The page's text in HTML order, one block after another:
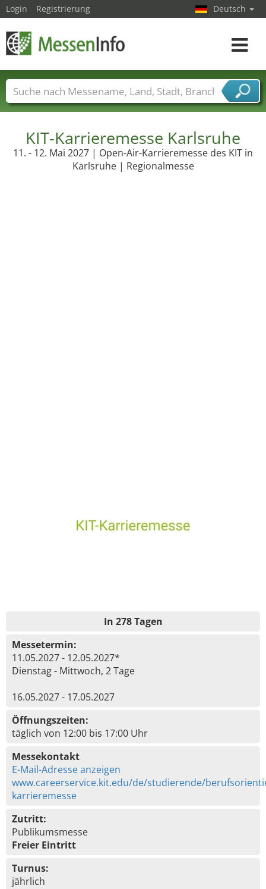
KIT-Karrieremesse Karlsruhe
11. - 12. Mai 2027 | Open-Air-Karrieremesse des KIT in
Karlsruhe | Regionalmesse
In 278 Tagen
Messetermin:
11.05.2027 - 12.05.2027*
Dienstag - Mittwoch, 2 Tage
16.05.2027 - 17.05.2027
Öffnungszeiten:
täglich von 12:00 bis 17:00 Uhr
Messekontakt
E-Mail-Adresse anzeigen
www.careerservice.kit.edu/de/studierende/
karrieremesse
Zutritt:
Publikumsmesse
Freier Eintritt
Turnus:
jährlich
Login Registrierung Deutsch
Toggle
Messenamen Länder Städte
Branchen